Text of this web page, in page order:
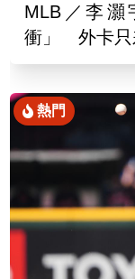
MLB／李
衝」 外卡只
熱門